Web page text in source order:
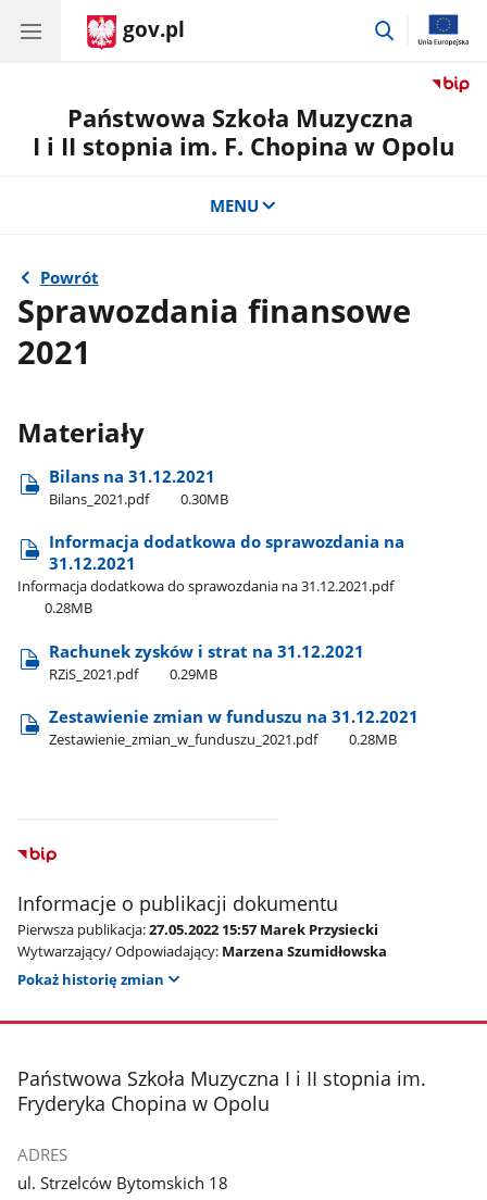
gov.pl
przejdź
Państwowa Szkoła Muzyczna
I i II stopnia im. F. Chopina w Opolu
MENU
Powrót
Sprawozdania finansowe
2021
Materiały
Bilans na 31.12.2021
Bilans​_2021.pdf 0.30MB
Informacja dodatkowa do sprawozdania na
31.12.2021
Informacja dodatkowa do sprawozdania na 31.12.2021.pdf
0.28MB
Rachunek zysków i strat na 31.12.2021
RZiS​_2021.pdf 0.29MB
Zestawienie zmian w funduszu na 31.12.2021
Zestawienie​_zmian​_w​_funduszu​_2021.pdf 0.28MB
Informacje o publikacji dokumentu
Pierwsza publikacja:27.05.2022 15:57 Marek Przysiecki
Wytwarzający/ Odpowiadający: Marzena Szumidłowska
Pokaż historię zmian
stopka
Państwowa Szkoła Muzyczna I i II stopnia im.
Fryderyka Chopina w Opolu
ADRES
ul. Strzelców Bytomskich 18